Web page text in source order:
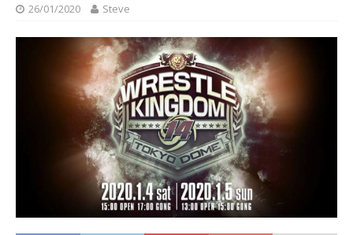
26/01/2020 Steve